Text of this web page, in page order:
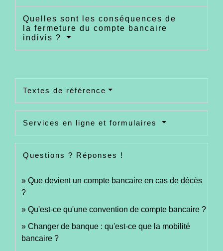
Quelles sont les conséquences de
la fermeture du compte bancaire
indivis ?
Textes de référence
Services en ligne et formulaires
Questions ? Réponses !
Que devient un compte bancaire en cas de décès
?
Qu'est-ce qu'une convention de compte bancaire ?
Changer de banque : qu'est-ce que la mobilité
bancaire ?